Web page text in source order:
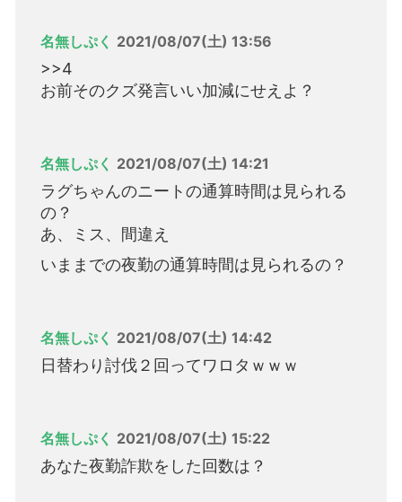
名無しぷく 2021/08/07(土) 13:56
>>4
お前そのクズ発言いい加減にせえよ？
名無しぷく 2021/08/07(土) 14:21
ラグちゃんのニートの通算時間は見られる
の？
あ、ミス、間違え
いままでの夜勤の通算時間は見られるの？
名無しぷく 2021/08/07(土) 14:42
日替わり討伐２回ってワロタｗｗｗ
名無しぷく 2021/08/07(土) 15:22
あなた夜勤詐欺をした回数は？